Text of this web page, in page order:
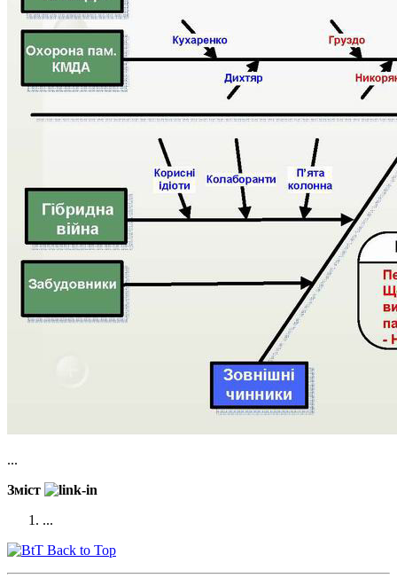
...
Зміст
...
Back to Top